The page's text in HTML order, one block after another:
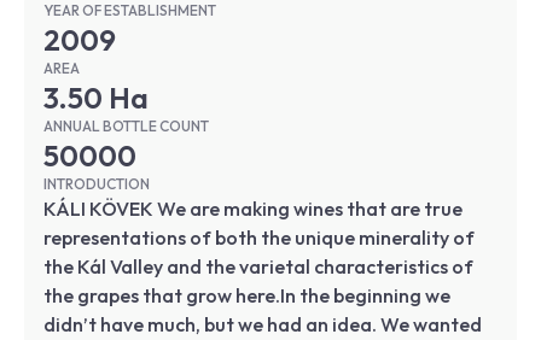
YEAR OF ESTABLISHMENT
2009
AREA
3.50 Ha
ANNUAL BOTTLE COUNT
50000
INTRODUCTION
KÁLI KÖVEK We are making wines that are true
representations of both the unique minerality of
the Kál Valley and the varietal characteristics of
the grapes that grow here.In the beginning we
didn’t have much, but we had an idea. We wanted